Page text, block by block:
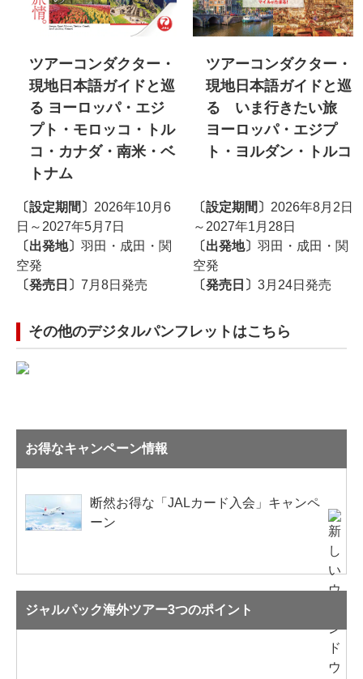
ツアーコンダクター・
現地日本語ガイドと巡
る ヨーロッパ・エジ
プト・モロッコ・トル
コ・カナダ・南米・ベ
トナム
〔設定期間〕 2026年10月6
日～2027年5月7日
〔出発地〕 羽田・成田・関
空発
〔発売日〕 7月8日発売
ツアーコンダクター・
現地日本語ガイドと巡
る いま行きたい旅
ヨーロッパ・エジプ
ト・ヨルダン・トルコ
〔設定期間〕 2026年8月2日
～2027年1月28日
〔出発地〕 羽田・成田・関
空発
〔発売日〕 3月24日発売
その他のデジタルパンフレットはこちら
お得なキャンペーン情報
断然お得な「JALカード入会」キャンペ
ーン
ジャルパック海外ツアー3つのポイント